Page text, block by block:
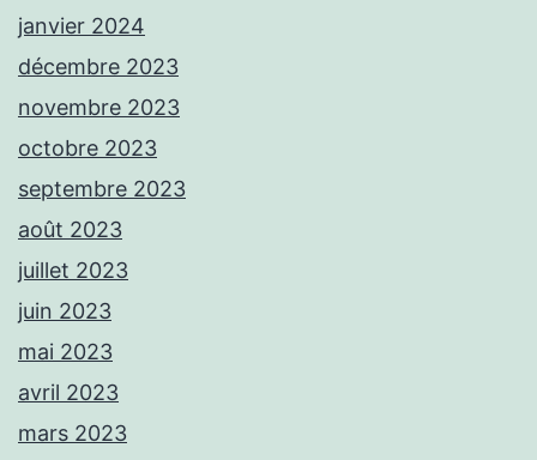
janvier 2024
décembre 2023
novembre 2023
octobre 2023
septembre 2023
août 2023
juillet 2023
juin 2023
mai 2023
avril 2023
mars 2023